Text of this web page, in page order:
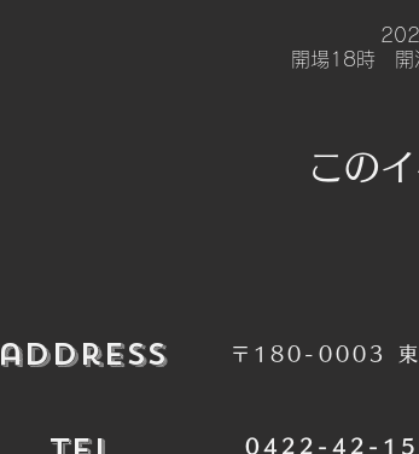
開場18時
この
​address 〒180-0003 東
​0422-42-